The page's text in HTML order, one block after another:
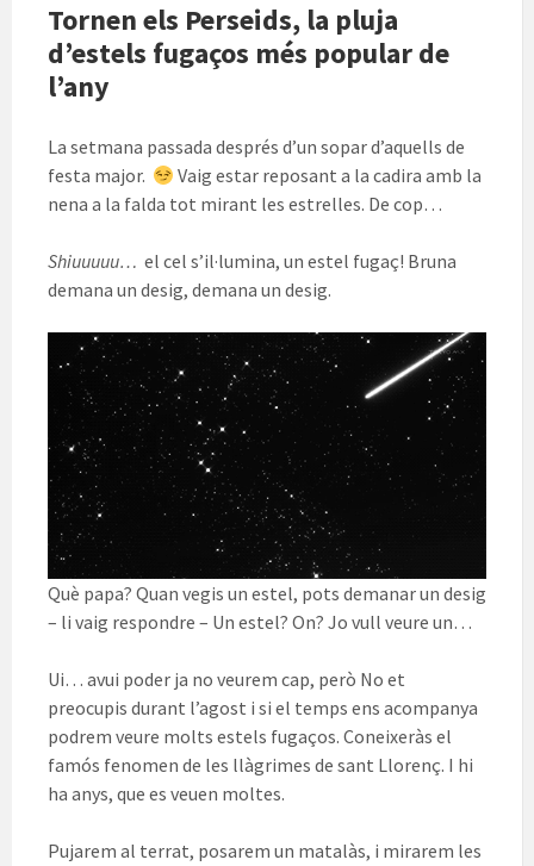
Tornen els Perseids, la pluja
d’estels fugaços més popular de
l’any
La setmana passada després d’un sopar d’aquells de
festa major.
Vaig estar reposant a la cadira amb la
nena a la falda tot mirant les estrelles. De cop…
Shiuuuuu… el cel s’il·lumina, un estel fugaç! Bruna
demana un desig, demana un desig.
Què papa? Quan vegis un estel, pots demanar un desig
– li vaig respondre – Un estel? On? Jo vull veure un…
Ui… avui poder ja no veurem cap, però No et
preocupis durant l’agost i si el temps ens acompanya
podrem veure molts estels fugaços. Coneixeràs el
famós fenomen de les llàgrimes de sant Llorenç. I hi
ha anys, que es veuen moltes.
Pujarem al terrat, posarem un matalàs, i mirarem les